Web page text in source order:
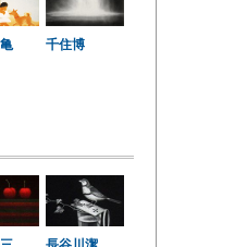
千住博